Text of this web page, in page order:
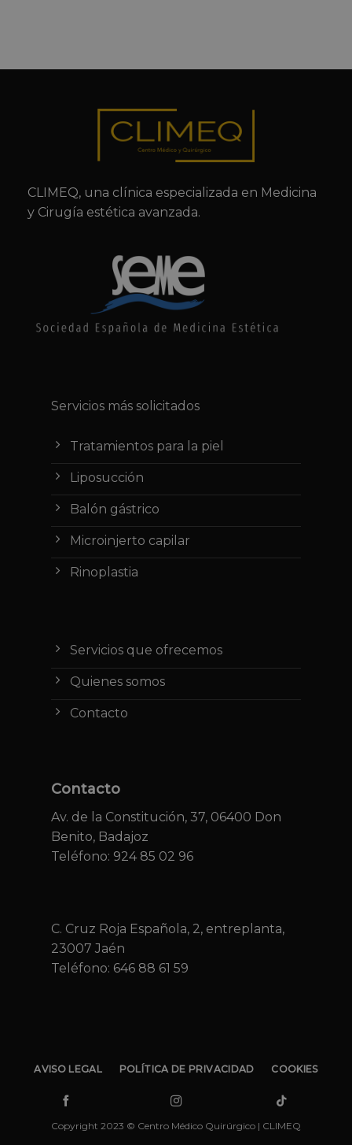
CLIMEQ, una clínica especializada en Medicina
y Cirugía estética avanzada.
Servicios más solicitados
Tratamientos para la piel
Liposucción
Balón gástrico
Microinjerto capilar
Rinoplastia
Servicios que ofrecemos
Quienes somos
Contacto
Contacto
Av. de la Constitución, 37, 06400 Don
Benito, Badajoz
Teléfono: 924 85 02 96
C. Cruz Roja Española, 2, entreplanta,
23007 Jaén
Teléfono: 646 88 61 59
AVISO LEGAL POLÍTICA DE PRIVACIDAD COOKIES
Copyright 2023 © Centro Médico Quirúrgico | CLIMEQ